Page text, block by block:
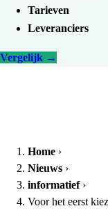
Tarieven
Leveranciers
Vergelijk →
Home ›
Nieuws ›
informatief ›
Voor het eerst